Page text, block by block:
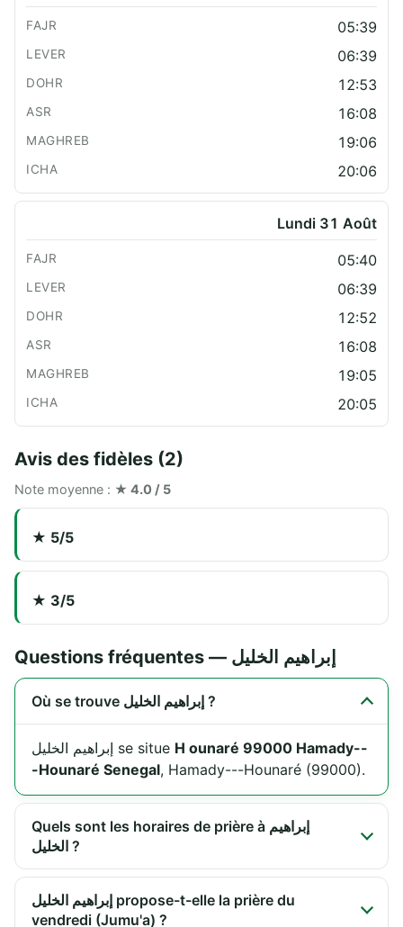
05:39
06:39
12:53
16:08
19:06
20:06
Lundi 31 Août
05:40
06:39
12:52
16:08
19:05
20:05
Avis des fidèles (2)
Note moyenne : ★ 4.0 / 5
★ 5/5
★ 3/5
Questions fréquentes — إبراهيم الخليل
Où se trouve إبراهيم الخليل ?
إبراهيم الخليل se situe H ounaré 99000 Hamady--
-Hounaré Senegal, Hamady---Hounaré (99000).
Quels sont les horaires de prière à إبراهيم
الخليل ?
إبراهيم الخليل propose-t-elle la prière du
vendredi (Jumu'a) ?